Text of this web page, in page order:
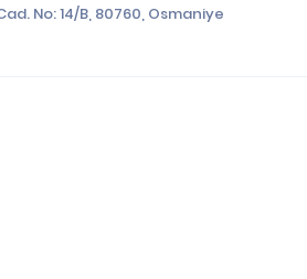
No: 14/B, 80760, Osmaniye